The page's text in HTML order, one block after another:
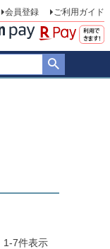
会員登録 ご利用ガイド
1-7件表示